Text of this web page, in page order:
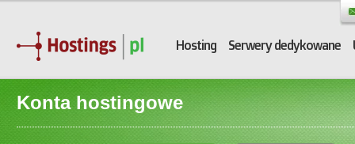
Hosting Serwery dedykowane
Konta hostingowe